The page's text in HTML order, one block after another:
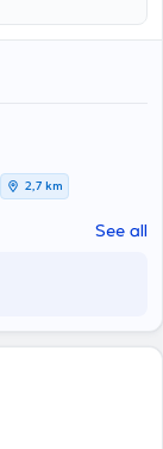
2,7 km
See all